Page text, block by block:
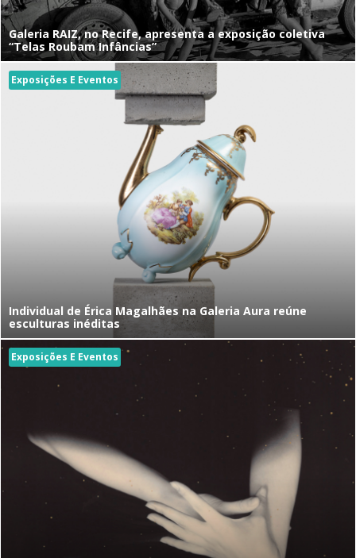
Galeria RAIZ, no Recife, apresenta a exposição coletiva
“Telas Roubam Infâncias”
Exposições E Eventos
Individual de Érica Magalhães na Galeria Aura reúne
esculturas inéditas
Exposições E Eventos